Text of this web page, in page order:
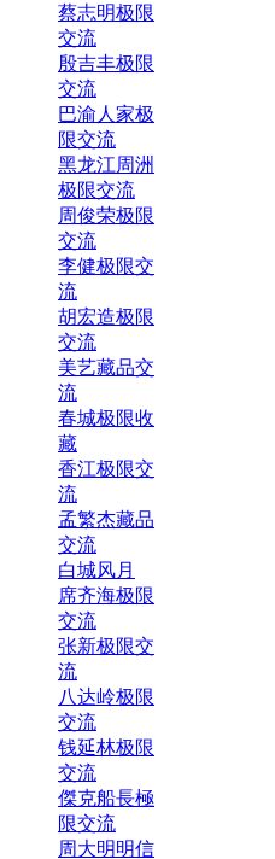
蔡志明极限
交流
殷吉丰极限
交流
巴渝人家极
限交流
黑龙江周洲
极限交流
周俊荣极限
交流
李健极限交
流
胡宏造极限
交流
美艺藏品交
流
春城极限收
藏
香江极限交
流
孟繁杰藏品
交流
白城风月
席齐海极限
交流
张新极限交
流
八达岭极限
交流
钱延林极限
交流
傑克船長極
限交流
周大明明信